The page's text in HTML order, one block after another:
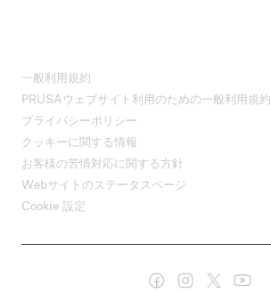
一般利用規約
PRUSAウェブサイト利用のための一般利用規約
プライバシーポリシー
クッキーに関する情報
お客様の苦情対応に関する方針
Webサイトのステータスページ
Cookie 設定